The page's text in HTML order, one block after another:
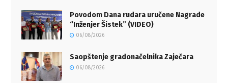
Povodom Dana rudara uručene Nagrade
“Inženjer Šistek” (VIDEO)
06/08/2026
Saopštenje gradonačelnika Zaječara
06/08/2026